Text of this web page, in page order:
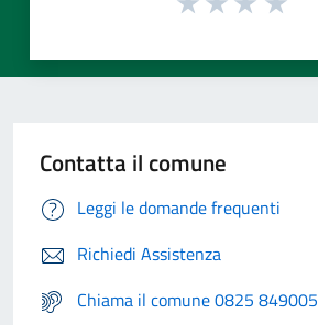
Contatta il comune
Leggi le domande frequenti
Richiedi Assistenza
Chiama il comune 0825 849005